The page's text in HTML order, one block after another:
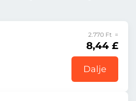
2.770 Ft =
8,44 £
Dalje